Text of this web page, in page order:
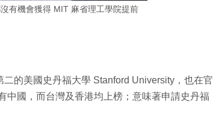
有機會獲得 MIT 麻省理工學院提前
的美國史丹福大學 Stanford University，也在官
中國，而台灣及香港均上榜；意味著申請史丹福